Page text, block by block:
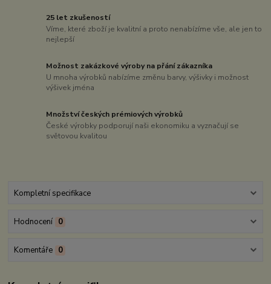
25 let zkušeností
Víme, které zboží je kvalitní a proto nenabízíme vše, ale jen to
nejlepší
Možnost zakázkové výroby na přání zákazníka
U mnoha výrobků nabízíme změnu barvy, výšivky i možnost
výšivek jména
Množství českých prémiových výrobků
České výrobky podporují naši ekonomiku a vyznačují se
světovou kvalitou
Kompletní specifikace
Hodnocení 0
Komentáře 0